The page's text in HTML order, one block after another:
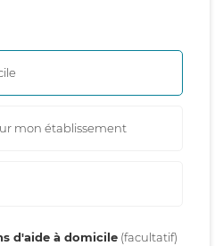
mon établissement
d'aide à domicile